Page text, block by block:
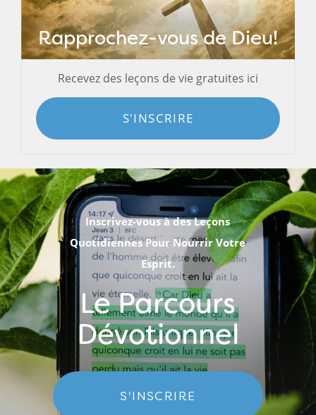
Rapprochez-vous de Dieu!
Recevez des leçons de vie gratuites ici
S'INSCRIRE
Inscrivez-vous à des Leçons
Quotidiennes Pour Nourrir Votre
Esprit.
Le Parcours
Dévotionnel
S'INSCRIRE